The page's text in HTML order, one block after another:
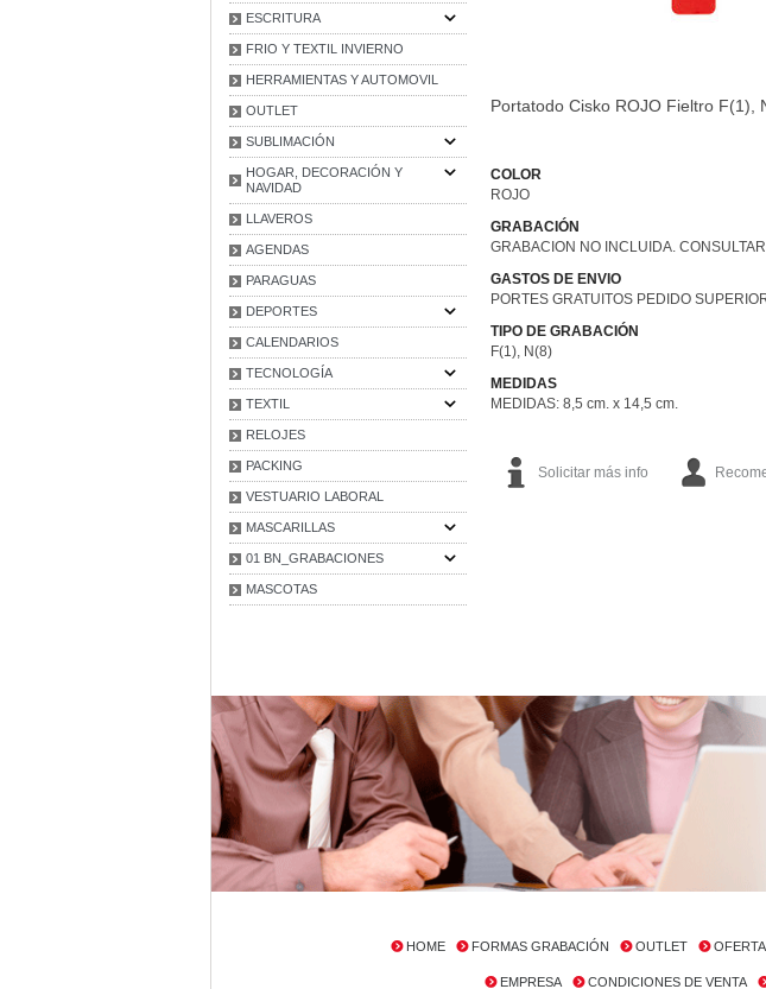
ESCRITURA
FRIO Y TEXTIL INVIERNO
HERRAMIENTAS Y AUTOMOVIL
OUTLET
SUBLIMACIÓN
HOGAR, DECORACIÓN Y
NAVIDAD
LLAVEROS
AGENDAS
PARAGUAS
DEPORTES
CALENDARIOS
TECNOLOGÍA
TEXTIL
RELOJES
PACKING
VESTUARIO LABORAL
MASCARILLAS
01 BN_GRABACIONES
MASCOTAS
Portatodo Cisko ROJO Fieltro F(1),
COLOR
ROJO
GRABACIÓN
GRABACION NO INCLUIDA.
GASTOS DE ENVIO
PORTES GRATUITOS PEDIDO
TIPO DE GRABACIÓN
F(1), N(8)
MEDIDAS
MEDIDAS: 8,5 cm. x 14,5 cm.
Solicitar más info
HOME FORMAS GRABACIÓN OUTLET
EMPRESA CONDICIONES DE VENTA